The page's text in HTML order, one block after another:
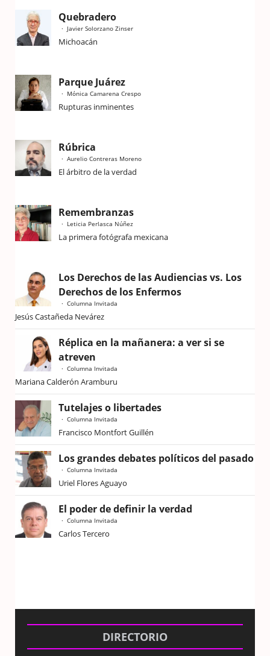
Quebradero
Javier Solorzano Zinser
Michoacán
Parque Juárez
Mónica Camarena Crespo
Rupturas inminentes
Rúbrica
Aurelio Contreras Moreno
El árbitro de la verdad
Remembranzas
Leticia Perlasca Núñez
La primera fotógrafa mexicana
Los Derechos de las Audiencias vs. Los
Derechos de los Enfermos
Columna Invitada
Jesús Castañeda Nevárez
Réplica en la mañanera: a ver si se
atreven
Columna Invitada
Mariana Calderón Aramburu
Tutelajes o libertades
Columna Invitada
Francisco Montfort Guillén
Los grandes debates políticos del pasado
Columna Invitada
Uriel Flores Aguayo
El poder de definir la verdad
Columna Invitada
Carlos Tercero
DIRECTORIO